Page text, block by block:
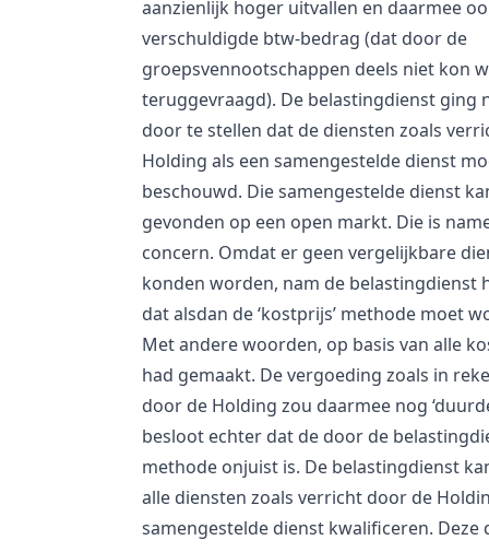
aanzienlijk hoger uitvallen en daarmee
verschuldigde btw-bedrag (dat door de
groepsvennootschappen deels niet kon
teruggevraagd). De belastingdienst ging
door te stellen dat de diensten zoals
Holding als een samengestelde dienst
beschouwd. Die samengestelde dienst
gevonden op een open markt. Die is
concern. Omdat er geen vergelijkbare
konden worden, nam de belastingdienst
dat alsdan de ‘kostprijs’ methode moet
Met andere woorden, op basis van alle
had gemaakt. De vergoeding zoals in
door de Holding zou daarmee nog
besloot echter dat de door de
methode onjuist is. De belastingdienst
alle diensten zoals verricht door de
samengestelde dienst kwalificeren. Deze